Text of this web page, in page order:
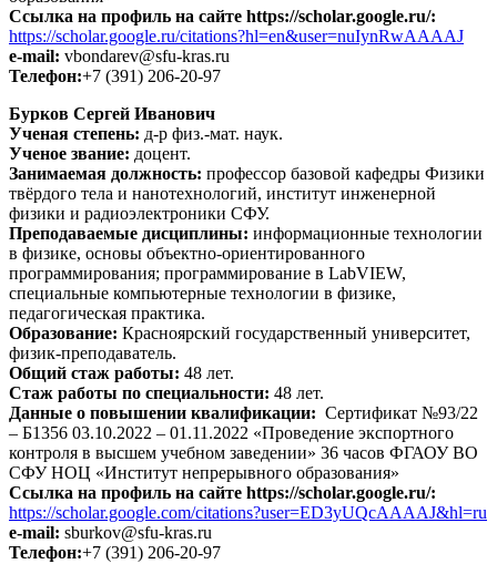
Ссылка на профиль на сайте https://scholar.google.ru/:
https://scholar.google.ru/citations?hl=en&user=nuIynRwAAAAJ
e-mail: vbondarev@sfu-kras.ru
Телефон:+7 (391) 206-20-97
Бурков Сергей Иванович
Ученая степень: д-р физ.-мат. наук.
Ученое звание: доцент.
Занимаемая должность: профессор базовой кафедры Физики
твёрдого тела и нанотехнологий, институт инженерной
физики и радиоэлектроники СФУ.
Преподаваемые дисциплины: информационные технологии
в физике, основы объектно-ориентированного
программирования; программирование в LabVIEW,
специальные компьютерные технологии в физике,
педагогическая практика.
Образование: Красноярский государственный университет,
физик-преподаватель.
Общий стаж работы: 48 лет.
Стаж работы по специальности: 48 лет.
Данные о повышении квалификации: Сертификат №93/22
– Б1356 03.10.2022 – 01.11.2022 «Проведение экспортного
контроля в высшем учебном заведении» 36 часов ФГАОУ ВО
СФУ НОЦ «Институт непрерывного образования»
Ссылка на профиль на сайте https://scholar.google.ru/:
https://scholar.google.com/citations?user=ED3yUQcAAAAJ&hl=ru
e-mail: sburkov@sfu-kras.ru
Телефон:+7 (391) 206-20-97